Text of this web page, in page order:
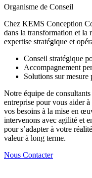
Organisme de Conseil
Chez KEMS Conception
dans la transformation et la
expertise stratégique et
Conseil stratégique
Accompagnement
Solutions sur
Notre équipe de
entreprise pour vous aider
vos besoins à la mise en
intervenons avec agilité et
pour s’adapter à votre
valeur à long terme.
Nous Contacter